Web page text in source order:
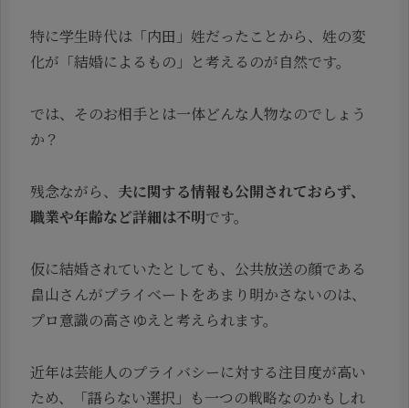
特に学生時代は「内田」姓だったことから、姓の変
化が「結婚によるもの」と考えるのが自然です。
では、そのお相手とは一体どんな人物なのでしょう
か？
残念ながら、 夫に関する情報も公開されておらず、
職業や年齢など詳細は不明です。
仮に結婚されていたとしても、公共放送の顔である
畠山さんがプライベートをあまり明かさないのは、
プロ意識の高さゆえと考えられます。
近年は芸能人のプライバシーに対する注目度が高い
ため、「語らない選択」も一つの戦略なのかもしれ